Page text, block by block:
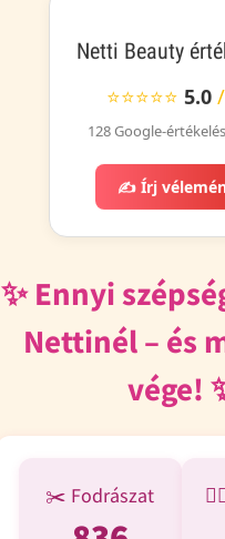
Netti Beauty
⭐⭐⭐⭐⭐ 5.0/
128 Google-
✍️ Írj
✨ Ennyi
Nettinél – és
vége!
✂️ Fodrászat